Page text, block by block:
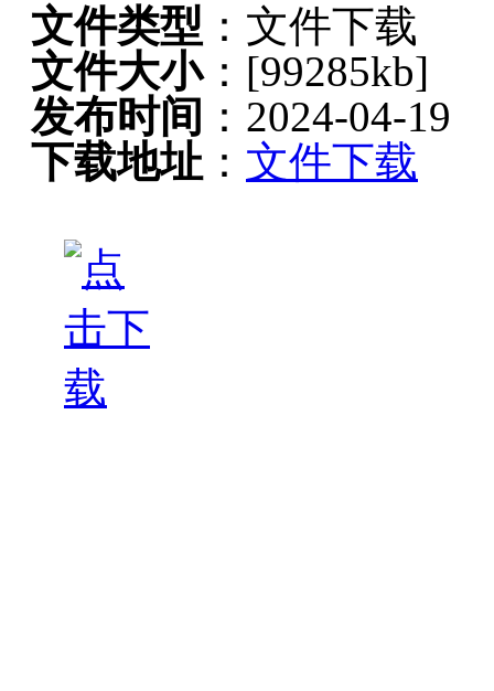
文件类型 ：文件下载
文件大小： [99285kb]
发布时间 ：2024-04-19
下载地址 ： 文件下载